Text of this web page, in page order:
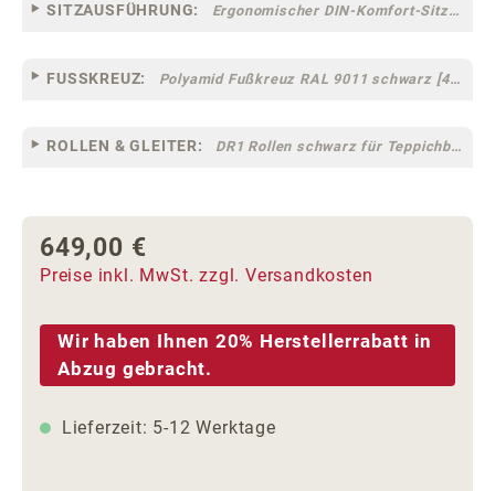
SITZAUSFÜHRUNG: Ergonomischer DIN-Komfort-Sitz [75]
FUSSKREUZ: Polyamid Fußkreuz RAL 9011 schwarz [44]
ROLLEN & GLEITER: DR1 Rollen schwarz für Teppichböden [10]
Regulärer Preis:
649,00 €
Preise inkl. MwSt. zzgl. Versandkosten
Wir haben Ihnen 20% Herstellerrabatt in
Abzug gebracht.
Lieferzeit: 5-12 Werktage